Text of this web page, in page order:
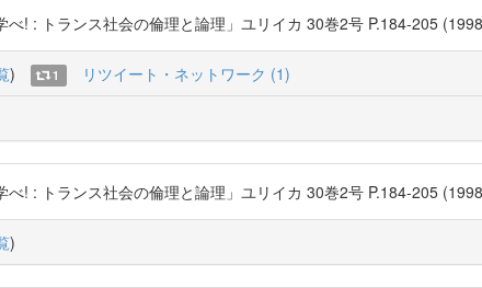
べ! : トランス社会の倫理と論理」ユリイカ 30巻2号 P.184-205
) 1 リツイート・ネットワーク (1)
べ! : トランス社会の倫理と論理」ユリイカ 30巻2号 P.184-205
)